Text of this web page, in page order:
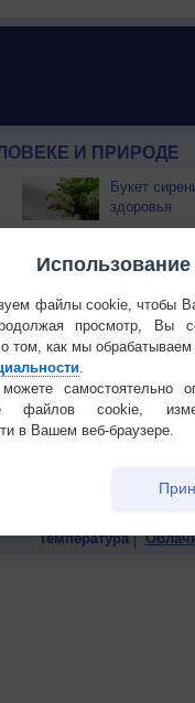
И ПРИРОДЕ
Букет
здоровья
Как понять,
выгораете
Что не
не болеть?
Кому
мандарины?
Температура
файлы cookie, чтобы
просмотр, Вы
том, как мы
самостоятельно
файлов cookie,
в Вашем веб-браузере.